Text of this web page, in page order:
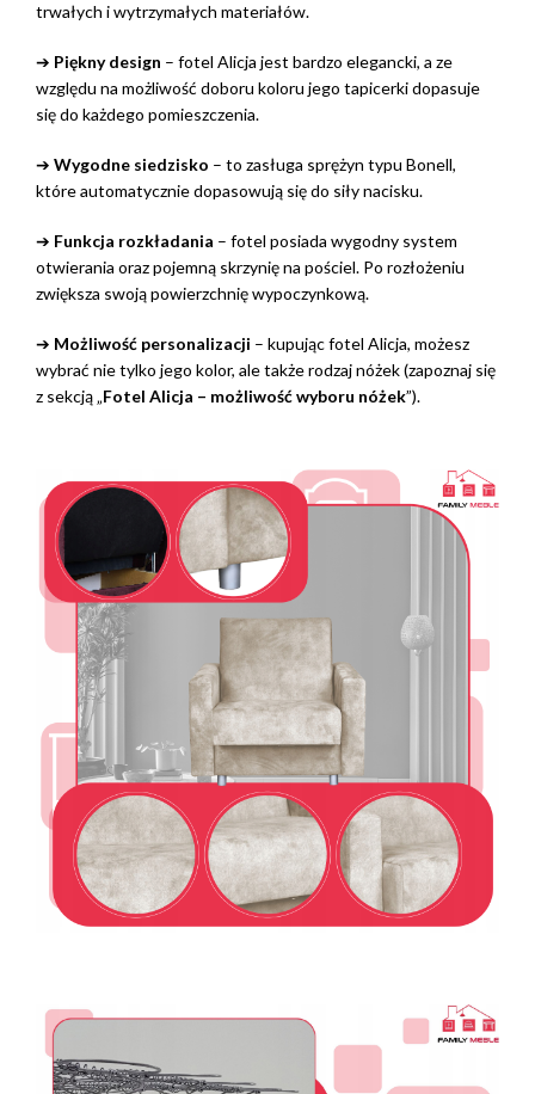
trwałych i wytrzymałych materiałów.
➔ Piękny design – fotel Alicja jest bardzo elegancki, a ze
względu na możliwość doboru koloru jego tapicerki dopasuje
się do każdego pomieszczenia.
➔ Wygodne siedzisko – to zasługa sprężyn typu Bonell,
które automatycznie dopasowują się do siły nacisku.
➔ Funkcja rozkładania – fotel posiada wygodny system
otwierania oraz pojemną skrzynię na pościel. Po rozłożeniu
zwiększa swoją powierzchnię wypoczynkową.
➔ Możliwość personalizacji – kupując fotel Alicja, możesz
wybrać nie tylko jego kolor, ale także rodzaj nóżek (zapoznaj się
z sekcją „Fotel Alicja – możliwość wyboru nóżek”).